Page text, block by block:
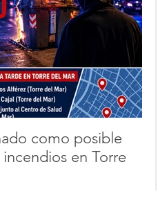
cuatro esquinas de
Torre del Mar:
Destroza el
semáforo y el
mobiliario
7 8
como posible
en Torre